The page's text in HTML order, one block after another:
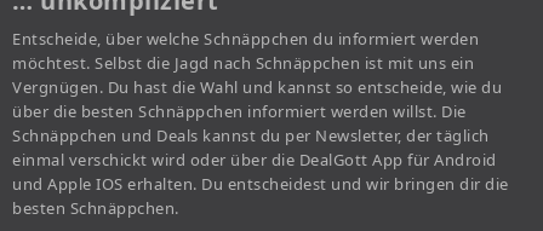
Entscheide, über welche Schnäppchen du informiert werden
möchtest. Selbst die Jagd nach Schnäppchen ist mit uns ein
Vergnügen. Du hast die Wahl und kannst so entscheide, wie du
über die besten Schnäppchen informiert werden willst. Die
Schnäppchen und Deals kannst du per Newsletter, der täglich
einmal verschickt wird oder über die DealGott App für Android
und Apple IOS erhalten. Du entscheidest und wir bringen dir die
besten Schnäppchen.